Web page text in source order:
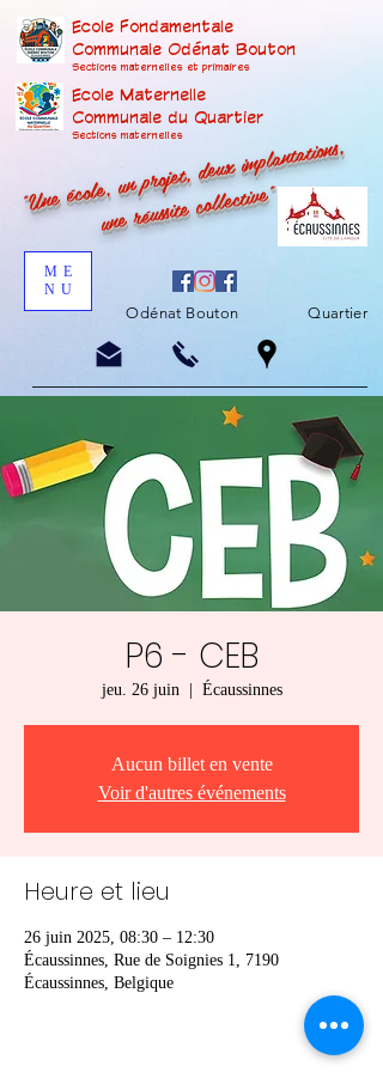
Ecole Fondamentale
Communale Odénat Bouton
Sections maternelles et primaires
Ecole Maternelle
Communale du Quartier
Sections maternelles
"Une école, un projet, deux implantations,
une réussite collective"
ME
NU
Odénat Bouton Quartier
P6 - CEB
jeu. 26 juin
  |
Écaussinnes
Aucun billet en vente
Voir d'autres événements
Heure et lieu
26 juin 2025, 08:30 – 12:30
Écaussinnes, Rue de Soignies 1, 7190
Écaussinnes, Belgique